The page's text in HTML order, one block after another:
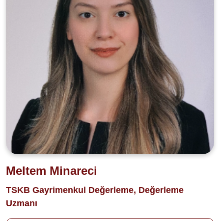
Meltem Minareci
TSKB Gayrimenkul Değerleme, Değerleme
Uzmanı